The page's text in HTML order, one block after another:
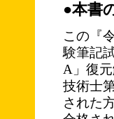
●本書
この『
験筆記
A」復
技術士
された